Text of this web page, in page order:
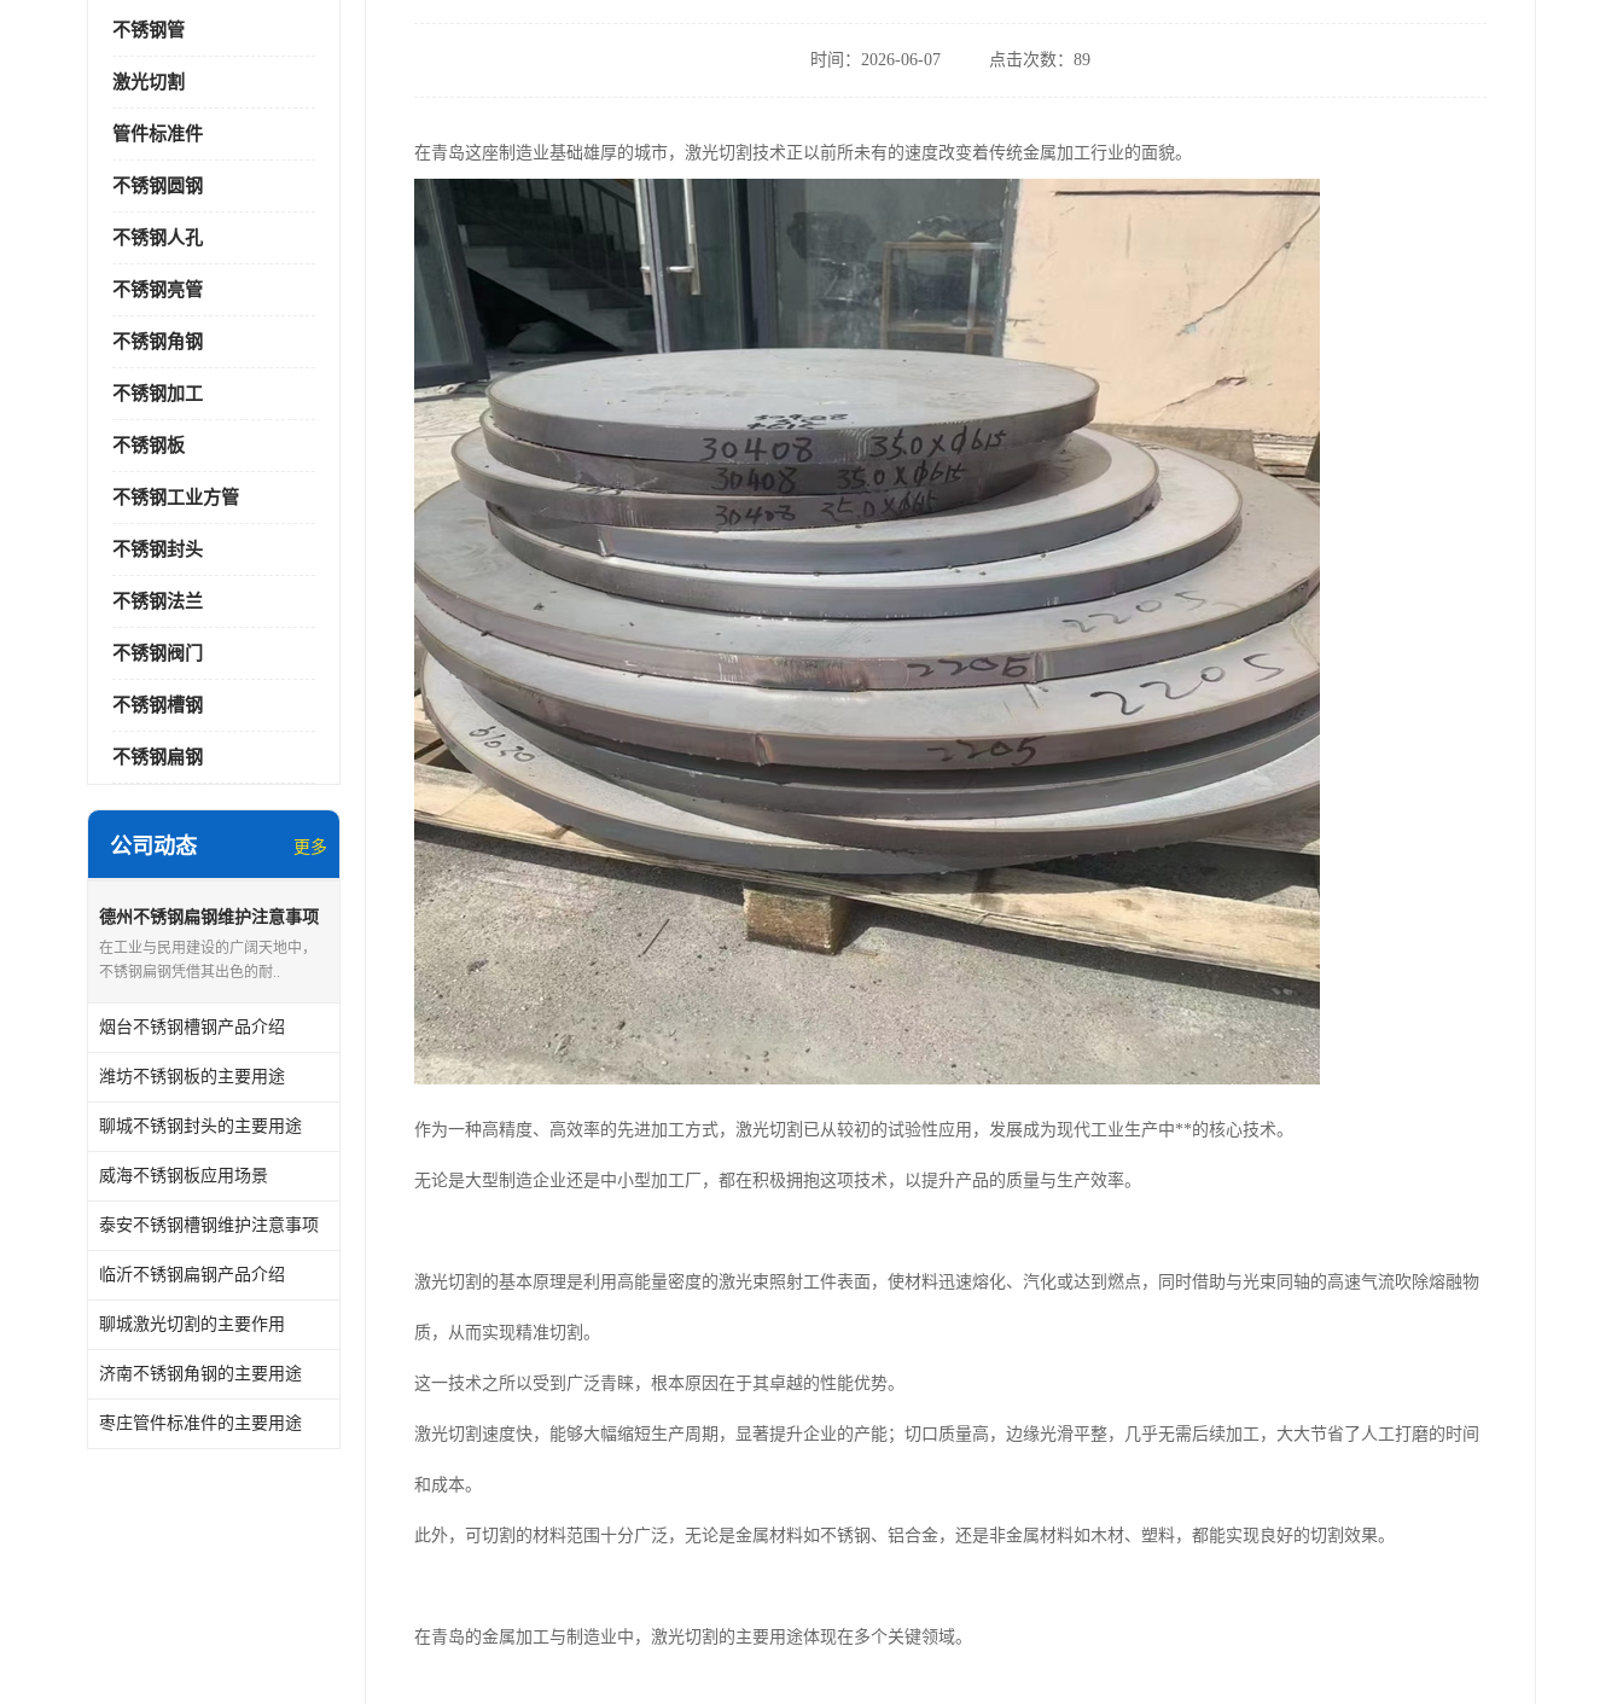
不锈钢管
激光切割
管件标准件
不锈钢圆钢
不锈钢人孔
不锈钢亮管
不锈钢角钢
不锈钢加工
不锈钢板
不锈钢工业方管
不锈钢封头
不锈钢法兰
不锈钢阀门
不锈钢槽钢
不锈钢扁钢
公司动态 更多
德州不锈钢扁钢维护注意事项
在工业与民用建设的广阔天地中，
不锈钢扁钢凭借其出色的耐..
烟台不锈钢槽钢产品介绍
潍坊不锈钢板的主要用途
聊城不锈钢封头的主要用途
威海不锈钢板应用场景
泰安不锈钢槽钢维护注意事项
临沂不锈钢扁钢产品介绍
聊城激光切割的主要作用
济南不锈钢角钢的主要用途
枣庄管件标准件的主要用途
时间：2026-06-07 点击次数：89
在青岛这座制造业基础雄厚的城市，激光切割技术正以前所未有的速度改变着传统金属加工行业的面貌。
作为一种高精度、高效率的先进加工方式，激光切割已从较初的试验性应用，发展成为现代工业生产中**的核心技术。
无论是大型制造企业还是中小型加工厂，都在积极拥抱这项技术，以提升产品的质量与生产效率。
激光切割的基本原理是利用高能量密度的激光束照射工件表面，使材料迅速熔化、汽化或达到燃点，同时借助与光束同轴的高速气流吹除熔融物
质，从而实现精准切割。
这一技术之所以受到广泛青睐，根本原因在于其卓越的性能优势。
激光切割速度快，能够大幅缩短生产周期，显著提升企业的产能；切口质量高，边缘光滑平整，几乎无需后续加工，大大节省了人工打磨的时间
和成本。
此外，可切割的材料范围十分广泛，无论是金属材料如不锈钢、铝合金，还是非金属材料如木材、塑料，都能实现良好的切割效果。
在青岛的金属加工与制造业中，激光切割的主要用途体现在多个关键领域。